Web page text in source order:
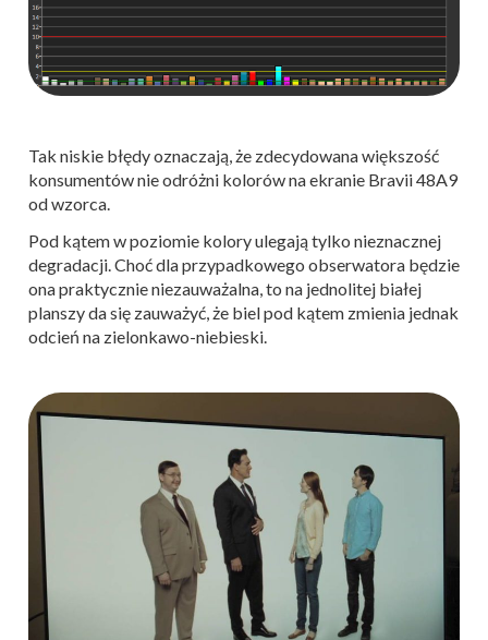
Tak niskie błędy oznaczają, że zdecydowana większość
konsumentów nie odróżni kolorów na ekranie Bravii 48A9
od wzorca.
Pod kątem w poziomie kolory ulegają tylko nieznacznej
degradacji. Choć dla przypadkowego obserwatora będzie
ona praktycznie niezauważalna, to na jednolitej białej
planszy da się zauważyć, że biel pod kątem zmienia jednak
odcień na zielonkawo-niebieski.